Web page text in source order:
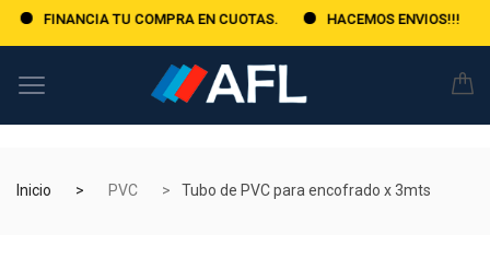
FINANCIA TU COMPRA EN CUOTAS. HACEMOS ENVIOS!!!
Inicio PVC Tubo de PVC para encofrado x 3mts